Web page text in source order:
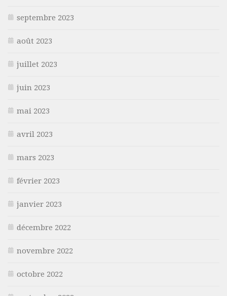
septembre 2023
août 2023
juillet 2023
juin 2023
mai 2023
avril 2023
mars 2023
février 2023
janvier 2023
décembre 2022
novembre 2022
octobre 2022